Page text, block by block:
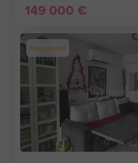
149 000 €
Nouveauté